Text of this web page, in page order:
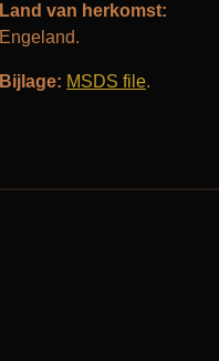
Land van herkomst:
Engeland.
Bijlage: MSDS file.